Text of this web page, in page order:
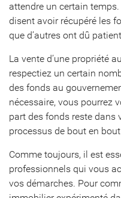
attendre un certain
disent avoir récupéré les
que d’autres ont dû
La vente d’une propriété
respectiez un certain
des fonds au
nécessaire, vous pourrez
part des fonds reste dans
processus de bout en
Comme toujours, il est
professionnels qui vous
vos démarches. Pour